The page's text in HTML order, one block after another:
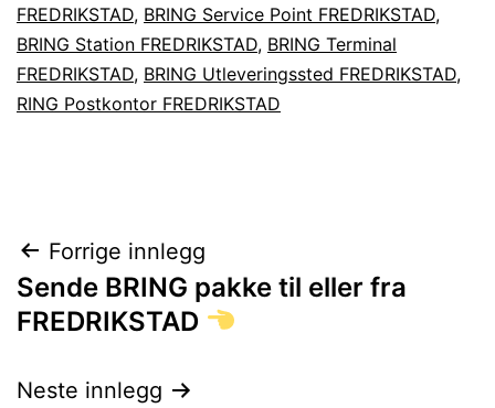
FREDRIKSTAD, BRING Service Point FREDRIKSTAD,
BRING Station FREDRIKSTAD, BRING Terminal
FREDRIKSTAD, BRING Utleveringssted FREDRIKSTAD,
RING Postkontor FREDRIKSTAD
Innleggsnavigasjon
Forrige innlegg
Sende BRING pakke til eller fra
FREDRIKSTAD
Neste innlegg